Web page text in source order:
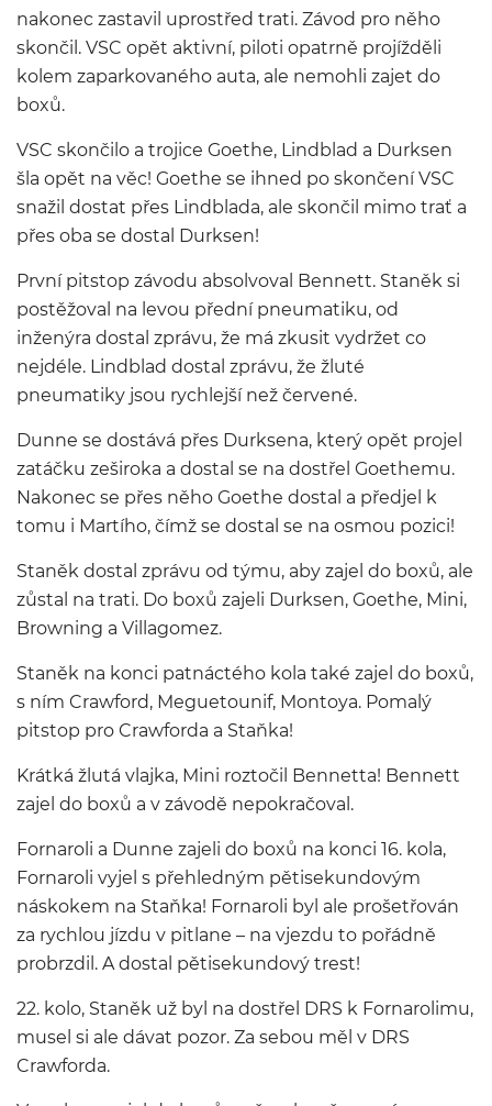
nakonec zastavil uprostřed trati. Závod pro něho
skončil. VSC opět aktivní, piloti opatrně projížděli
kolem zaparkovaného auta, ale nemohli zajet do
boxů.
VSC skončilo a trojice Goethe, Lindblad a Durksen
šla opět na věc! Goethe se ihned po skončení VSC
snažil dostat přes Lindblada, ale skončil mimo trať a
přes oba se dostal Durksen!
První pitstop závodu absolvoval Bennett. Staněk si
postěžoval na levou přední pneumatiku, od
inženýra dostal zprávu, že má zkusit vydržet co
nejdéle. Lindblad dostal zprávu, že žluté
pneumatiky jsou rychlejší než červené.
Dunne se dostává přes Durksena, který opět projel
zatáčku zeširoka a dostal se na dostřel Goethemu.
Nakonec se přes něho Goethe dostal a předjel k
tomu i Martího, čímž se dostal se na osmou pozici!
Staněk dostal zprávu od týmu, aby zajel do boxů, ale
zůstal na trati. Do boxů zajeli Durksen, Goethe, Mini,
Browning a Villagomez.
Staněk na konci patnáctého kola také zajel do boxů,
s ním Crawford, Meguetounif, Montoya. Pomalý
pitstop pro Crawforda a Staňka!
Krátká žlutá vlajka, Mini roztočil Bennetta! Bennett
zajel do boxů a v závodě nepokračoval.
Fornaroli a Dunne zajeli do boxů na konci 16. kola,
Fornaroli vyjel s přehledným pětisekundovým
náskokem na Staňka! Fornaroli byl ale prošetřován
za rychlou jízdu v pitlane – na vjezdu to pořádně
probrzdil. A dostal pětisekundový trest!
22. kolo, Staněk už byl na dostřel DRS k Fornarolimu,
musel si ale dávat pozor. Za sebou měl v DRS
Crawforda.